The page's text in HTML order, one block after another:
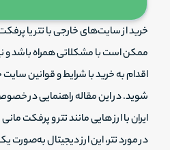
خرید از سایت‌های خارجی با تتر یا
ممکن است با مشکلاتی همراه باشد و
اقدام به خرید با شرایط و قوانین
شوید. در این مقاله راهنمایی در
ایران با ارز هایی مانند تتر و پرفکت
در مورد تتر، این ارز دیجیتال به‌صورت